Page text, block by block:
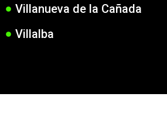
Villanueva de la Cañada
Villalba